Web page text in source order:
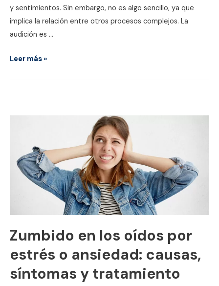
y sentimientos. Sin embargo, no es algo sencillo, ya que
implica la relación entre otros procesos complejos. La
audición es …
Importancia
Leer más »
Zumbido en los oídos por
estrés o ansiedad: causas,
síntomas y tratamiento